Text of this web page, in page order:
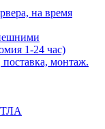
на время
1-24 час)
монтаж.